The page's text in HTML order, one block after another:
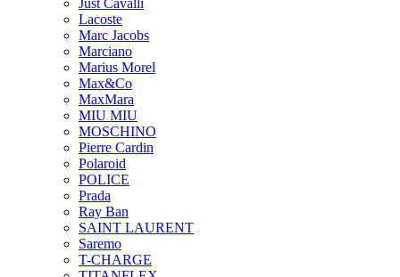
Just Cavalli
Lacoste
Marc Jacobs
Marciano
Marius Morel
Max&Co
MaxMara
MIU MIU
MOSCHINO
Pierre Cardin
Polaroid
POLICE
Prada
Ray Ban
SAINT LAURENT
Saremo
T-CHARGE